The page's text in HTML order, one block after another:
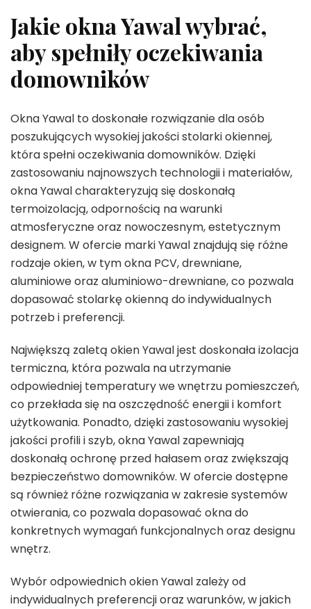
Jakie okna Yawal wybrać,
aby spełniły oczekiwania
domowników
Okna Yawal to doskonałe rozwiązanie dla osób
poszukujących wysokiej jakości stolarki okiennej,
która spełni oczekiwania domowników. Dzięki
zastosowaniu najnowszych technologii i materiałów,
okna Yawal charakteryzują się doskonałą
termoizolacją, odpornością na warunki
atmosferyczne oraz nowoczesnym, estetycznym
designem. W ofercie marki Yawal znajdują się różne
rodzaje okien, w tym okna PCV, drewniane,
aluminiowe oraz aluminiowo-drewniane, co pozwala
dopasować stolarkę okienną do indywidualnych
potrzeb i preferencji.
Największą zaletą okien Yawal jest doskonała izolacja
termiczna, która pozwala na utrzymanie
odpowiedniej temperatury we wnętrzu pomieszczeń,
co przekłada się na oszczędność energii i komfort
użytkowania. Ponadto, dzięki zastosowaniu wysokiej
jakości profili i szyb, okna Yawal zapewniają
doskonałą ochronę przed hałasem oraz zwiększają
bezpieczeństwo domowników. W ofercie dostępne
są również różne rozwiązania w zakresie systemów
otwierania, co pozwala dopasować okna do
konkretnych wymagań funkcjonalnych oraz designu
wnętrz.
Wybór odpowiednich okien Yawal zależy od
indywidualnych preferencji oraz warunków, w jakich